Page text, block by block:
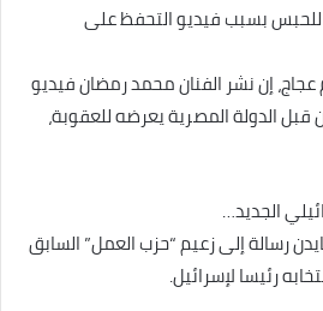
بسبب فيديو التحفظ على
إن نشر الفنان محمد رمضان فيديو
الدولة المصرية يعرضه للعقوبة،
الجديد…
رسالة إلى زعيم “حزب العمل” السابق
رئيسا لإسرائيل.